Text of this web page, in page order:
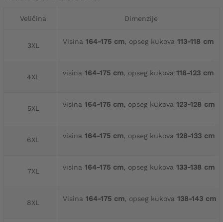
Veličina Dimenzije
3XL Visina 164-175 cm, opseg kukova 113-118 cm
4XL visina 164-175 cm, opseg kukova 118-123 cm
5XL visina 164-175 cm, opseg kukova 123-128 cm
6XL visina 164-175 cm, opseg kukova 128-133 cm
7XL visina 164-175 cm, opseg kukova 133-138 cm
8XL Visina 164-175 cm, opseg kukova 138-143 cm